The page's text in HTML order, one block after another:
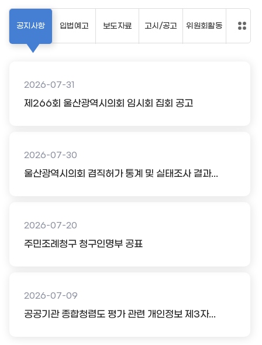
공지사항
2026-07-31
제266회 울산광역시의회 임시회 집회 공고
2026-07-30
울산광역시의회 겸직허가 통계 및 실태조사 결과...
2026-07-20
주민조례청구 청구인명부 공표
2026-07-09
공공기관 종합청렴도 평가 관련 개인정보 제3자...
입법예고 보도자료 고시/공고 위원회활동